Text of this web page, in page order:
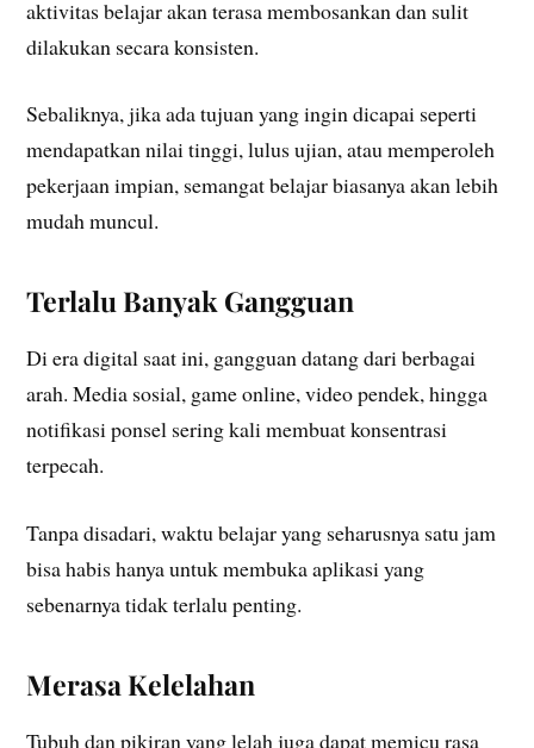
aktivitas belajar akan terasa membosankan dan sulit
dilakukan secara konsisten.
Sebaliknya, jika ada tujuan yang ingin dicapai seperti
mendapatkan nilai tinggi, lulus ujian, atau memperoleh
pekerjaan impian, semangat belajar biasanya akan lebih
mudah muncul.
Terlalu Banyak Gangguan
Di era digital saat ini, gangguan datang dari berbagai
arah. Media sosial, game online, video pendek, hingga
notifikasi ponsel sering kali membuat konsentrasi
terpecah.
Tanpa disadari, waktu belajar yang seharusnya satu jam
bisa habis hanya untuk membuka aplikasi yang
sebenarnya tidak terlalu penting.
Merasa Kelelahan
Tubuh dan pikiran yang lelah juga dapat memicu rasa